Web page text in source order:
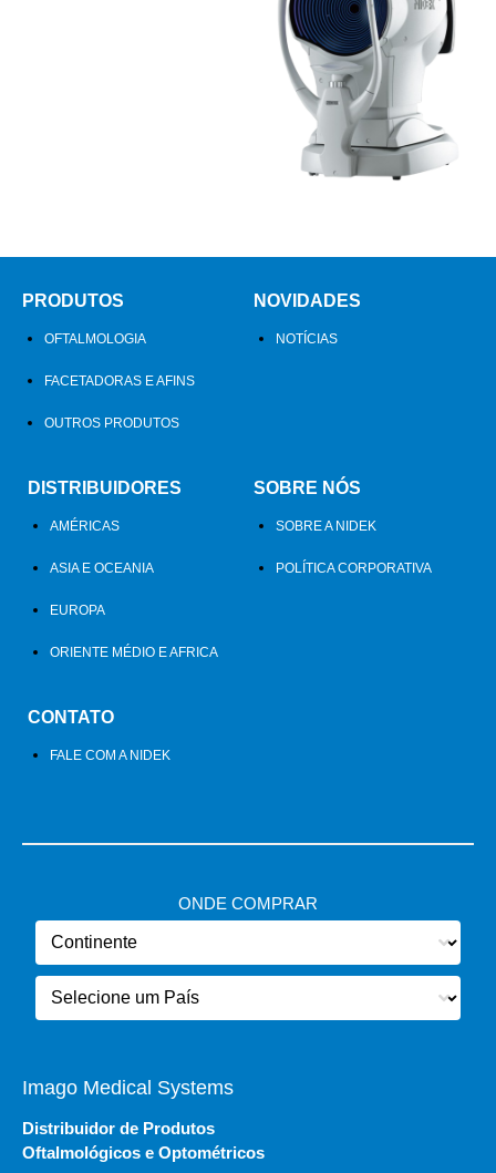
PRODUTOS
OFTALMOLOGIA
FACETADORAS E AFINS
OUTROS PRODUTOS
NOVIDADES
NOTÍCIAS
DISTRIBUIDORES
AMÉRICAS
ASIA E OCEANIA
EUROPA
ORIENTE MÉDIO E AFRICA
SOBRE NÓS
SOBRE A NIDEK
POLÍTICA CORPORATIVA
CONTATO
FALE COM A NIDEK
ONDE COMPRAR
Imago Medical Systems
Distribuidor de Produtos
Oftalmológicos e Optométricos